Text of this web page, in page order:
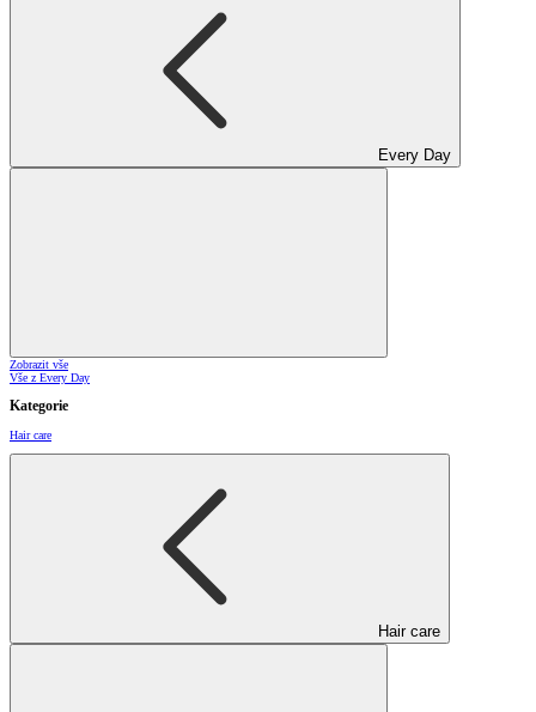
Every Day
Zobrazit vše
Vše z Every Day
Kategorie
Hair care
Hair care